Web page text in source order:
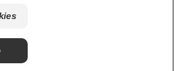
personal